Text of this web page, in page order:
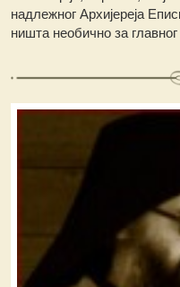
надлежног Архијереја
ништа необично за